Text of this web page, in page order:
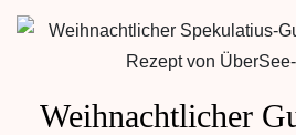
Weihnachtlicher